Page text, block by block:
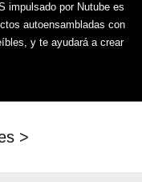
impulsado por Nutube es
autoensambladas con
y te ayudará a crear
>